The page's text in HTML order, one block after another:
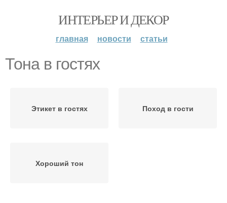
ИНТЕРЬЕР И ДЕКОР
главная новости статьи
Тона в гостях
Этикет в гостях Поход в гости
Хороший тон